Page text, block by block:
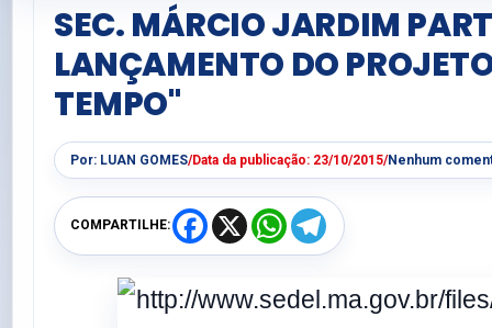
SEC. MÁRCIO JARDIM
LANÇAMENTO DO
TEMPO"
Por: LUAN GOMES/Data da publicação: 23/10/2015/Nenhum
COMPARTILHE:
F
a
c
o
X
W
h
a
A
l
r